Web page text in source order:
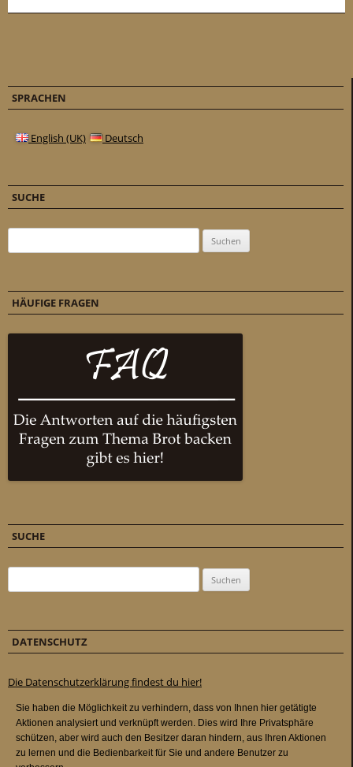
SPRACHEN
English (UK) Deutsch
SUCHE
HÄUFIGE FRAGEN
SUCHE
DATENSCHUTZ
Die Datenschutzerklärung findest du hier!